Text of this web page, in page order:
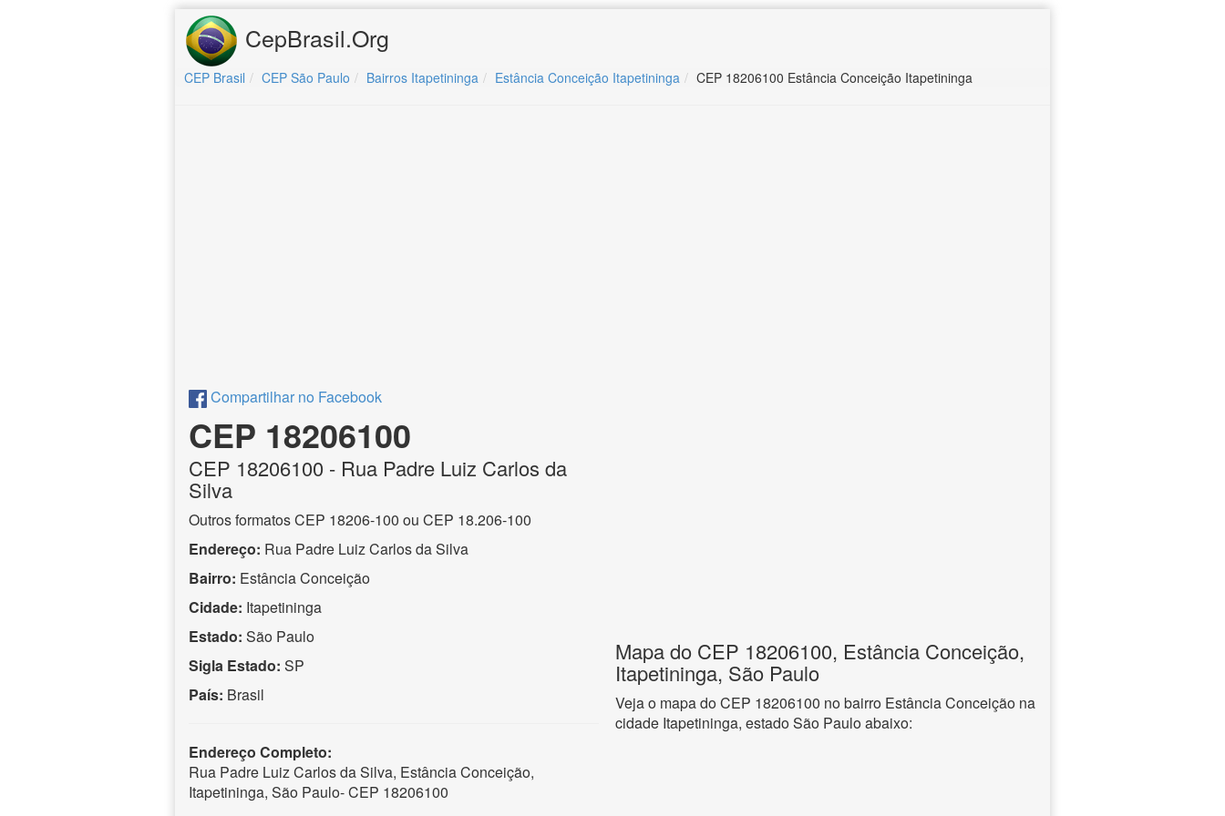
CepBrasil.Org
CEP Brasil CEP São Paulo Bairros Itapetininga Estância Conceição Itapetininga CEP 18206100 Estância Conceição Itapetininga
Compartilhar no Facebook
CEP 18206100
CEP 18206100 - Rua Padre Luiz Carlos da
Silva
Outros formatos CEP 18206-100 ou CEP 18.206-100
Endereço: Rua Padre Luiz Carlos da Silva
Bairro: Estância Conceição
Cidade: Itapetininga
Estado: São Paulo
Sigla Estado: SP
País: Brasil
Endereço Completo:
Rua Padre Luiz Carlos da Silva, Estância Conceição,
Itapetininga, São Paulo- CEP 18206100
Mapa do CEP 18206100, Estância Conceição,
Itapetininga, São Paulo
Veja o mapa do CEP 18206100 no bairro Estância Conceição na
cidade Itapetininga, estado São Paulo abaixo: